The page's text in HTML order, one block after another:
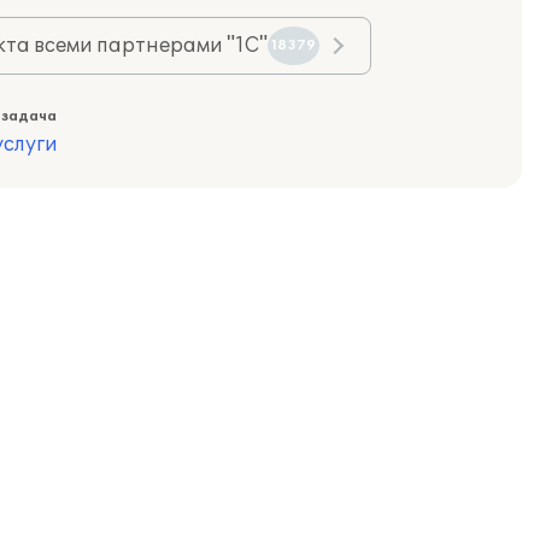
всеми партнерами "1С" 18379